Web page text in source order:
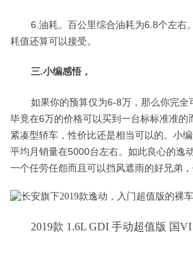
6.油耗。百公里综合油耗为6.8个左右
耗值还算可以接受。
三.小编感悟，
如果你的预算仅为6-8万，那么你完全
毕竟在6万的价格可以买到一台标标准准的
紧凑型轿车，性价比还是相当可以的。小
平均月销量在5000台左右。如此良心的逸
一个任劳任怨而且可以挡风遮雨的好兄弟
2019款 1.6L GDI 手动超值版 国VI